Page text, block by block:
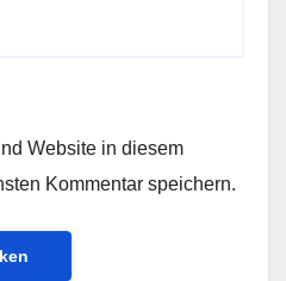
Website in diesem
Kommentar speichern.